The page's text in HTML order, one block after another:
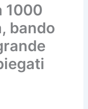
1000
bando